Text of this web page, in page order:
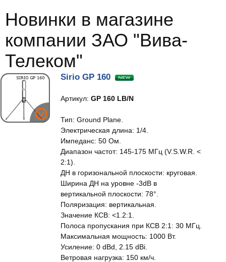
Новинки в магазине
компании ЗАО "Вива-
Телеком"
Sirio GP 160
Артикул: GP 160 LB/N
Тип: Ground Plane.
Электрическая длина: 1/4.
Импеданс: 50 Ом.
Диапазон частот: 145-175 МГц (V.S.W.R. <
2:1).
ДН в горизональной плоскости: круговая.
Ширина ДН на уровне -3dB в
вертикальной плоскости: 78°.
Поляризация: вертикальная.
Значение КСВ: <1.2:1.
Полоса пропускания при КСВ 2:1: 30 МГц.
Максимальная мощность: 1000 Вт.
Усиление: 0 dBd, 2.15 dBi.
Ветровая нагрузка: 150 км/ч.